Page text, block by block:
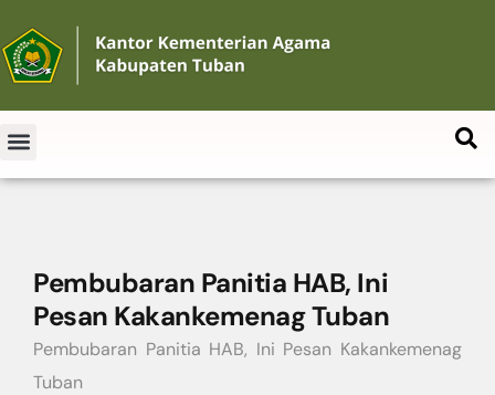
Pembubaran Panitia HAB, Ini
Pesan Kakankemenag Tuban
Pembubaran Panitia HAB, Ini Pesan Kakankemenag
Tuban